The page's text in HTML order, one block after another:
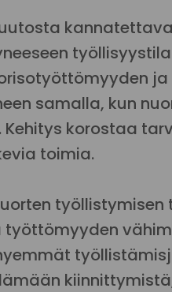
ja
samalla, kun
Kehitys korostaa
toimia.
työllistymisen